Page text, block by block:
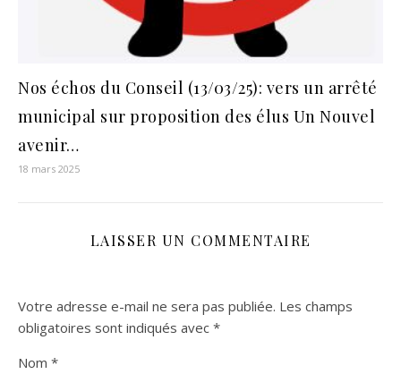
Nos échos du Conseil (13/03/25): vers un arrêté
municipal sur proposition des élus Un Nouvel
avenir…
18 mars 2025
LAISSER UN COMMENTAIRE
Votre adresse e-mail ne sera pas publiée. Les champs
obligatoires sont indiqués avec *
Nom *